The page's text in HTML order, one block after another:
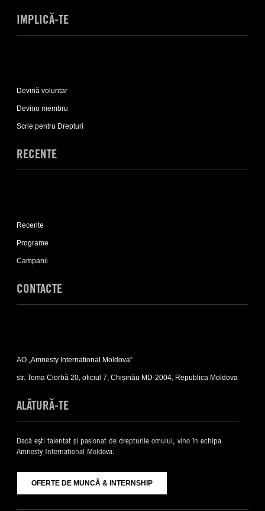
IMPLICĂ-TE
Implică-
te
sub-
list
Devină voluntar
Devino membru
Scrie pentru Drepturi
RECENTE
Recente
sub-
list
Recente
Programe
Campanii
CONTACTE
Contacte
sub-
list
AO „Amnesty International Moldova”
str. Toma Ciorbă 20, oficiul 7, Chișinău MD-2004, Republica Moldova
ALĂTURĂ-TE
Dacă ești talentat și pasionat de drepturile omului, vino în echipa
Amnesty International Moldova.
OFERTE DE MUNCĂ & INTERNSHIP